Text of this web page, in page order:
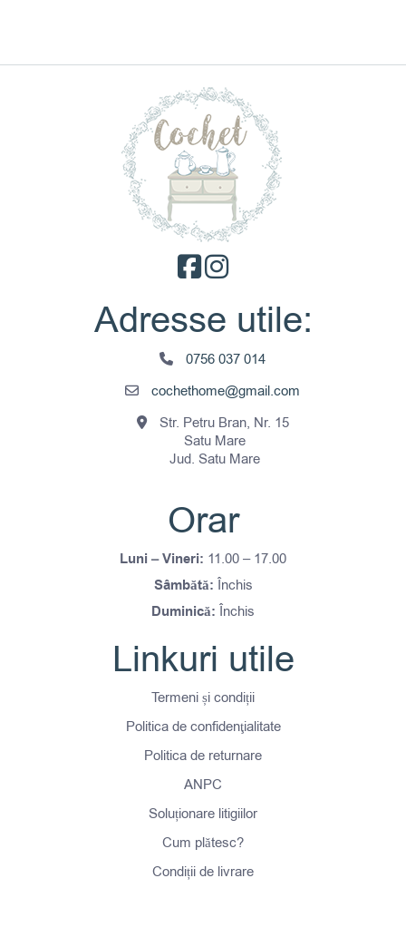
Adresse utile:
0756 037 014
cochethome@gmail.com
Str. Petru Bran, Nr. 15
Satu Mare
Jud. Satu Mare
Orar
Luni – Vineri: 11.00 – 17.00
Sâmbătă: Închis
Duminică: Închis
Linkuri utile
Termeni și condiții
Politica de confidenţialitate
Politica de returnare
ANPC
Soluționare litigiilor
Cum plătesc?
Condiții de livrare